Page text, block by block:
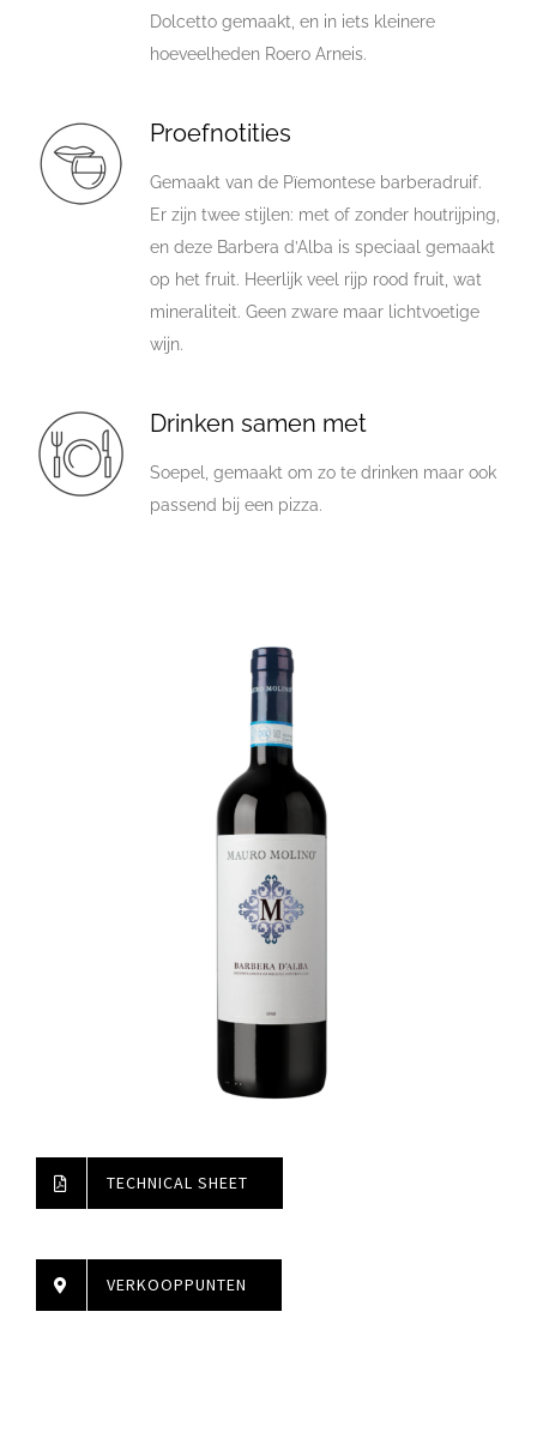
Dolcetto gemaakt, en in iets kleinere
hoeveelheden Roero Arneis.
Proefnotities
Gemaakt van de Pïemontese barberadruif.
Er zijn twee stijlen: met of zonder houtrijping,
en deze Barbera d’Alba is speciaal gemaakt
op het fruit. Heerlijk veel rijp rood fruit, wat
mineraliteit. Geen zware maar lichtvoetige
wijn.
Drinken samen met
Soepel, gemaakt om zo te drinken maar ook
passend bij een pizza.
TECHNICAL SHEET
VERKOOPPUNTEN